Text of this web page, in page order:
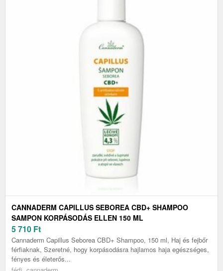
CANNADERM CAPILLUS SEBOREA CBD+ SHAMPOO
SAMPON KORPÁSODÁS ELLEN 150 ML
5 710 Ft
Cannaderm Capillus Seborea CBD+ Shampoo, 150 ml, Haj és fejbőr
férfiaknak, Szeretné, hogy korpásodásra hajlamos haja egészséges,
fényes és életerős...